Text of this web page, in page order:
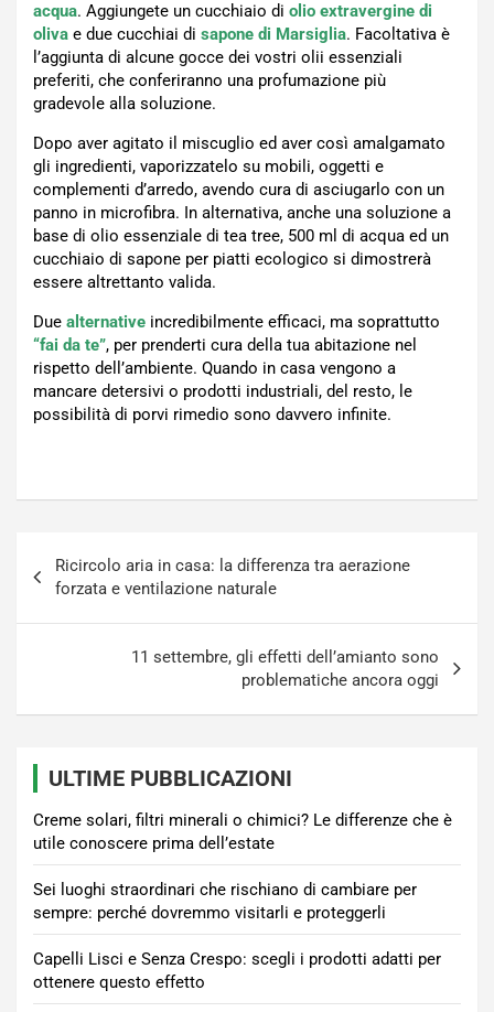
acqua. Aggiungete un cucchiaio di olio extravergine di
oliva e due cucchiai di sapone di Marsiglia. Facoltativa è
l’aggiunta di alcune gocce dei vostri olii essenziali
preferiti, che conferiranno una profumazione più
gradevole alla soluzione.
Dopo aver agitato il miscuglio ed aver così amalgamato
gli ingredienti, vaporizzatelo su mobili, oggetti e
complementi d’arredo, avendo cura di asciugarlo con un
panno in microfibra. In alternativa, anche una soluzione a
base di olio essenziale di tea tree, 500 ml di acqua ed un
cucchiaio di sapone per piatti ecologico si dimostrerà
essere altrettanto valida.
Due alternative incredibilmente efficaci, ma soprattutto
“fai da te”, per prenderti cura della tua abitazione nel
rispetto dell’ambiente. Quando in casa vengono a
mancare detersivi o prodotti industriali, del resto, le
possibilità di porvi rimedio sono davvero infinite.
articoli
Ricircolo aria in casa: la differenza tra aerazione
forzata e ventilazione naturale
11 settembre, gli effetti dell’amianto sono
problematiche ancora oggi
ULTIME PUBBLICAZIONI
Creme solari, filtri minerali o chimici? Le differenze che è
utile conoscere prima dell’estate
Sei luoghi straordinari che rischiano di cambiare per
sempre: perché dovremmo visitarli e proteggerli
Capelli Lisci e Senza Crespo: scegli i prodotti adatti per
ottenere questo effetto